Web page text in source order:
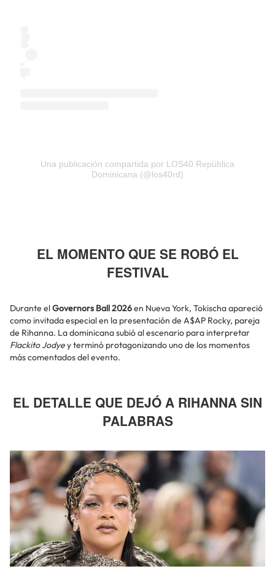
Una publicación compartida por LOS40 República
Dominicana (@los40rd)
EL MOMENTO QUE SE ROBÓ EL
FESTIVAL
Durante elGovernors Ball 2026en Nueva York, Tokischa apareció
como invitada especial en la presentación de A$AP Rocky, pareja
de Rihanna. La dominicana subió al escenario para interpretar
Flackito Jodyey terminó protagonizando uno de los momentos
más comentados del evento.
EL DETALLE QUE DEJÓ A RIHANNA SIN
PALABRAS